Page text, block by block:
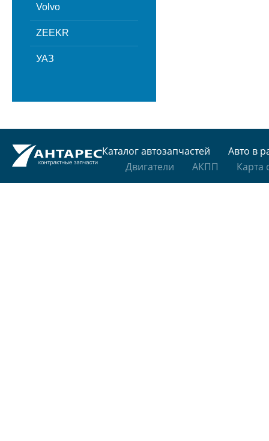
Volvo
ZEEKR
УАЗ
Каталог автозапчастей
Авто в
Двигатели
АКПП Карта